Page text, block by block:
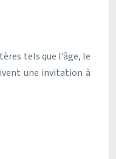
tels que l’âge, le
une invitation à